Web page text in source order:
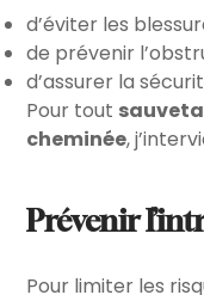
d’éviter les
de prévenir
d’assurer la
Pour tout
cheminée,
Prévenir
Pour limiter les